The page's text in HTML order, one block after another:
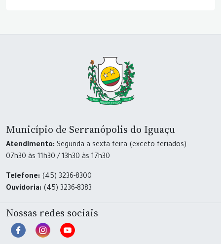
Município de Serranópolis do Iguaçu
Atendimento: Segunda a sexta-feira (exceto feriados)
07h30 às 11h30 / 13h30 às 17h30
Telefone: (45) 3236-8300
Ouvidoria: (45) 3236-8383
Nossas redes sociais